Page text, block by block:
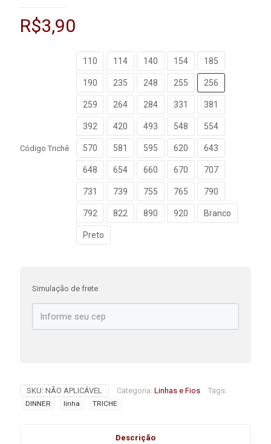
R$3,90
Código Trichê
110 114 140 154 185
190 235 248 255 256
259 264 284 331 381
392 420 493 548 554
570 581 595 620 643
648 654 660 670 707
731 739 755 765 790
792 822 890 920 Branco
Preto
Simulação de frete
SKU: NÃO APLICÁVEL Categoria: Linhas e Fios Tags:
DINNER linha TRICHE
Descrição